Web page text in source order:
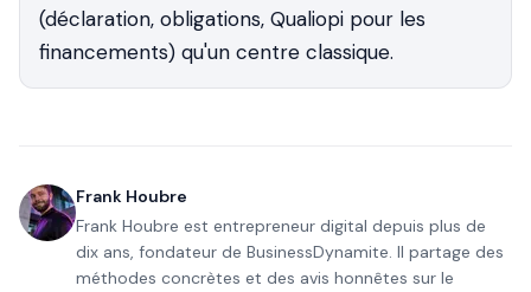
(déclaration, obligations, Qualiopi pour les
financements) qu'un centre classique.
Frank Houbre
Frank Houbre est entrepreneur digital depuis plus de
dix ans, fondateur de BusinessDynamite. Il partage des
méthodes concrètes et des avis honnêtes sur le